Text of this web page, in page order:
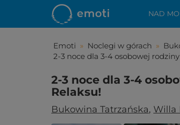
NAD
Emoti » Noclegi w górach »
2-3 noce dla 3-4 osobowej
2-3 noce dla 3-4
Relaksu!
Bukowina Tatrzańska, Willa